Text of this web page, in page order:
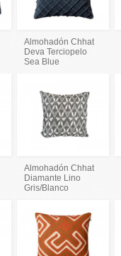
Almohadón Chhat
Deva Terciopelo
Sea Blue
Almohadón Chhat
Diamante Lino
Gris/Blanco